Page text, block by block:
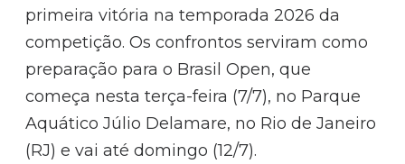
primeira vitória na temporada 2026 da
competição. Os confrontos serviram como
preparação para o Brasil Open, que
começa nesta terça-feira (7/7), no Parque
Aquático Júlio Delamare, no Rio de Janeiro
(RJ) e vai até domingo (12/7).